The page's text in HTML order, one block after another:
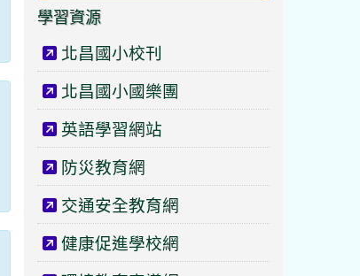
學習資源
北昌國小校刊
北昌國小國樂團
英語學習網站
防災教育網
交通安全教育網
健康促進學校網